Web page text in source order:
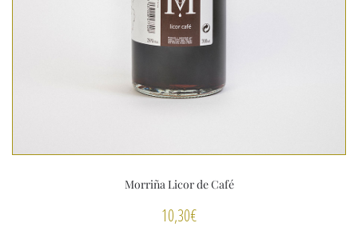
Morriña Licor de Café
10,30€